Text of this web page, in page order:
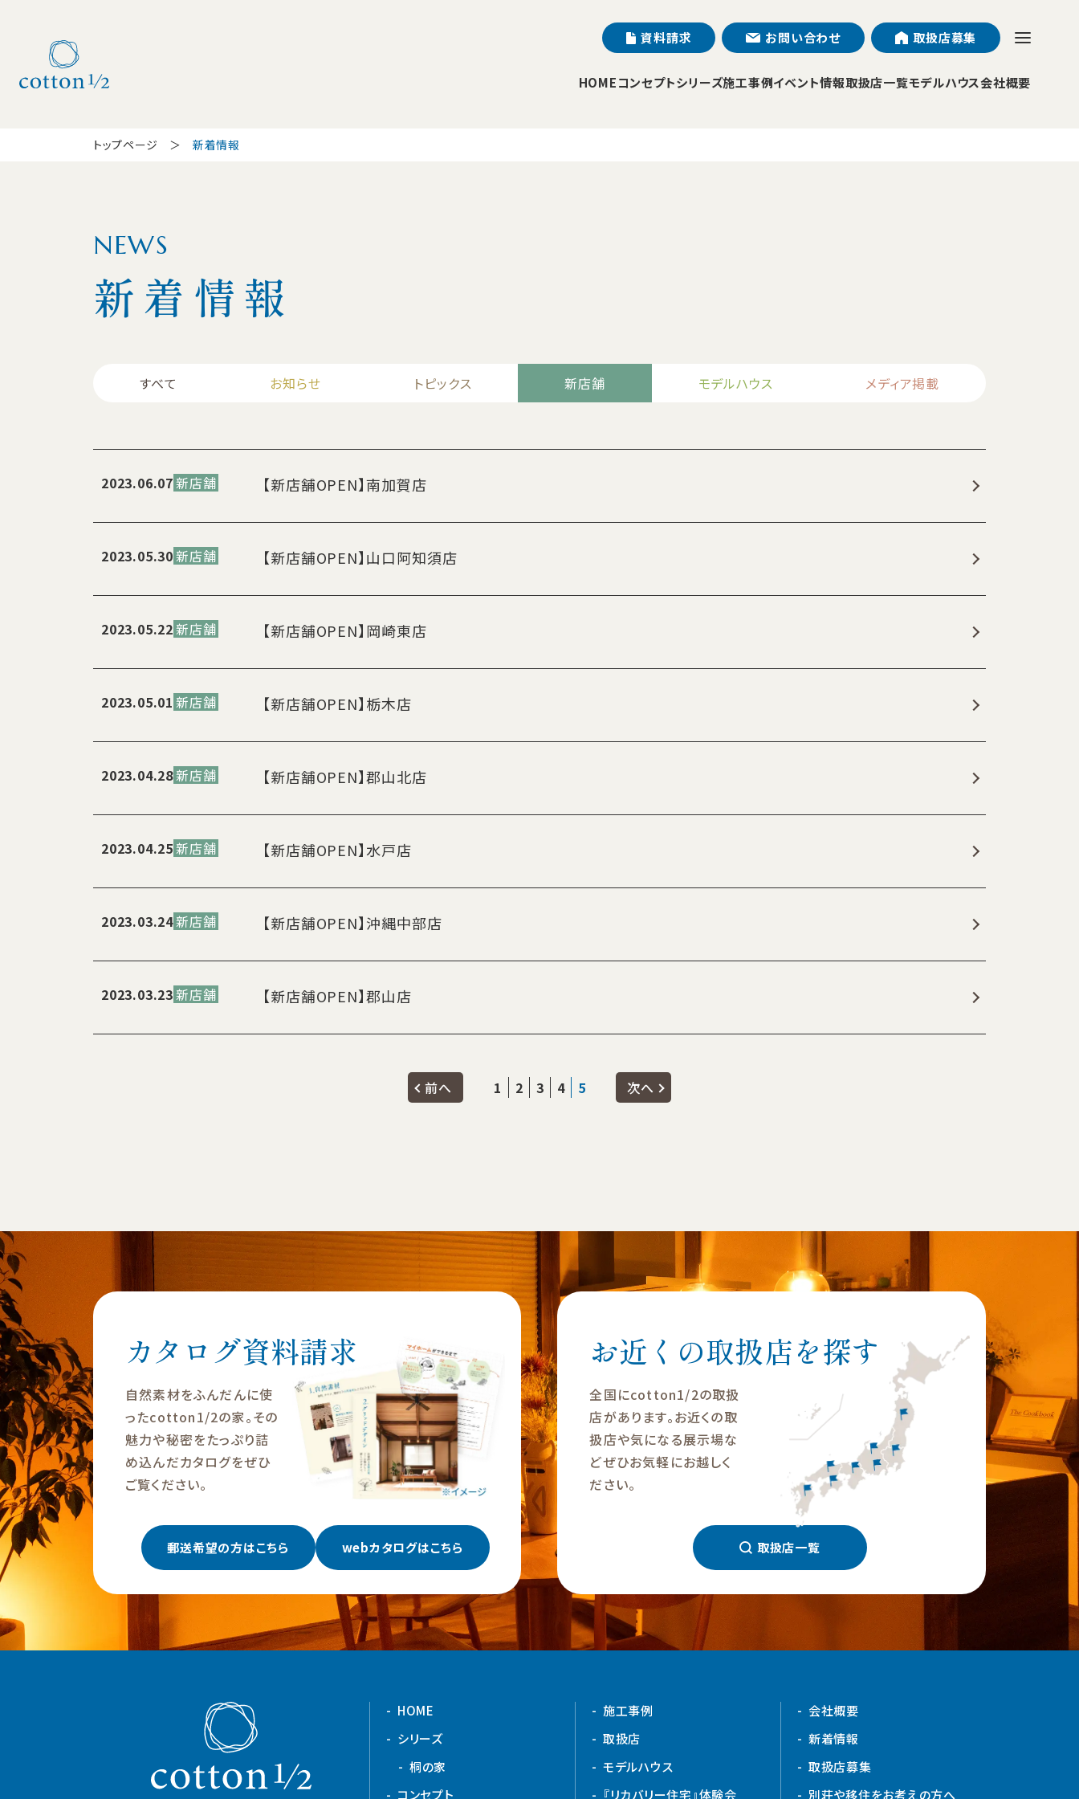
資料請求 お問い合わせ 取扱店募集
HOMEコンセプトシリーズ施工事例イベント情報取扱店一覧モデルハウス会社概要
トップページ 新着情報
NEWS
新着情報
すべて お知らせ トピックス 新店舗 モデルハウス メディア掲載
2023.06.07新店舗 【新店舗OPEN】南加賀店
2023.05.30新店舗 【新店舗OPEN】山口阿知須店
2023.05.22新店舗 【新店舗OPEN】岡崎東店
2023.05.01 新店舗 【新店舗OPEN】栃木店
2023.04.28新店舗 【新店舗OPEN】郡山北店
2023.04.25新店舗 【新店舗OPEN】水戸店
2023.03.24新店舗 【新店舗OPEN】沖縄中部店
2023.03.23新店舗 【新店舗OPEN】郡山店
前へ 1 2 3 4 5 次へ
カタログ資料請求
自然素材をふんだんに使
ったcotton1/2の家。その
魅力や秘密をたっぷり詰
め込んだカタログをぜひ
ご覧ください。
郵送希望の方はこちら webカタログはこちら
お近くの取扱店を探す
全国にcotton1/2の取扱
店があります。お近くの取
扱店や気になる展示場な
どぜひお気軽にお越しく
ださい。
取扱店一覧
HOME
シリーズ
桐の家
コンセプト
施工事例
取扱店
モデルハウス
『リカバリー住宅』体験会
会社概要
新着情報
取扱店募集
別荘や移住をお考えの方へ